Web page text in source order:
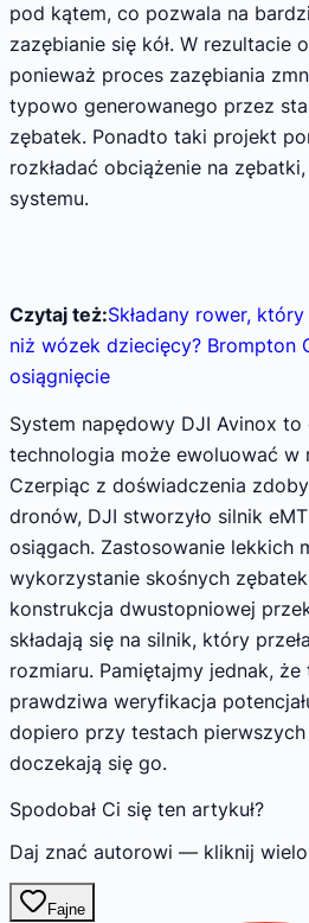
pod kątem, co pozwala na
zazębianie się kół. W rezultacie
ponieważ proces zazębiania
typowo generowanego przez
zębatek. Ponadto taki projekt
rozkładać obciążenie na
systemu.
Czytaj też:Składany rower,
niż wózek dziecięcy? Brompton
osiągnięcie
System napędowy DJI Avinox
technologia może ewoluować w
Czerpiąc z doświadczenia
dronów, DJI stworzyło silnik
osiągach. Zastosowanie lekkich
wykorzystanie skośnych
konstrukcja dwustopniowej
składają się na silnik, który
rozmiaru. Pamiętajmy jednak,
prawdziwa weryfikacja
dopiero przy testach
doczekają się go.
Spodobał Ci się ten artykuł?
Daj znać autorowi — kliknij
Fajne